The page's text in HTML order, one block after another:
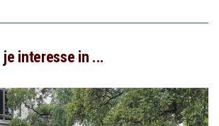
interesse in ...